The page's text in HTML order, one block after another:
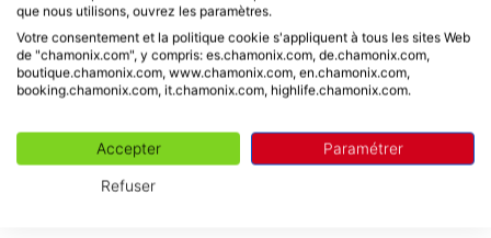
CHAMKID 7 à 10 ans - Journée
Chamonix-Mont-Blanc
98€
/ personne
ACTIVITÉS POUR ENFANTS
que nous utilisons, ouvrez les paramètres.
Votre consentement et la politique cookie s'appliquent à tous les sites Web
de "chamonix.com", y compris: es.chamonix.com, de.chamonix.com,
boutique.chamonix.com, www.chamonix.com, en.chamonix.com,
booking.chamonix.com, it.chamonix.com, highlife.chamonix.com.
Accepter Paramétrer
Refuser